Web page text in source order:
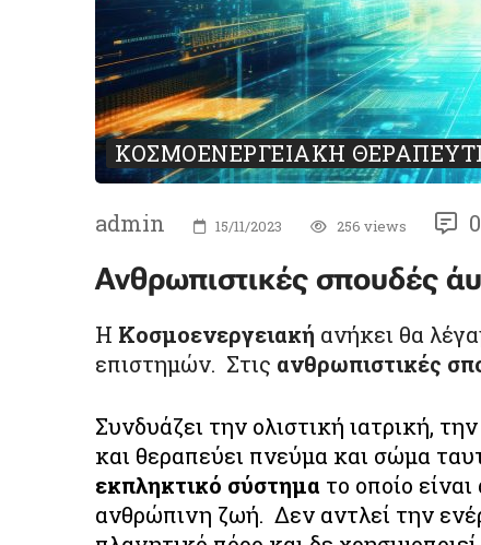
ΚΟΣΜΟΕΝΕΡΓΕΙΑΚΉ
admin 15/11/2023 256 views
Ανθρωπιστικές σπουδές
Η Κοσμοενεργειακή ανήκει θα
επιστημών. Στις ανθρωπιστικές
Συνδυάζει την ολιστική ιατρική,
και θεραπεύει πνεύμα και σώμα
εκπληκτικό σύστημα το οποίο
ανθρώπινη ζωή. Δεν αντλεί την